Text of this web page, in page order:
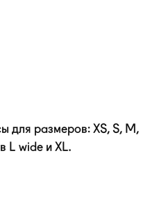
для размеров: XS, S, M,
L wide и XL.